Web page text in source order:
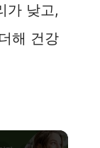
가 낮고,
해 건강